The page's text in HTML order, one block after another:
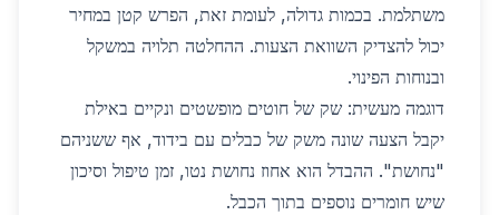
משתלמת. בכמות גדולה, לעומת זאת, הפרש קטן במחיר
יכול להצדיק השוואת הצעות. ההחלטה תלויה במשקל
ובנוחות הפינוי.
דוגמה מעשית: שק של חוטים מופשטים ונקיים באילת
יקבל הצעה שונה משק של כבלים עם בידוד, אף ששניהם
"נחושת". ההבדל הוא אחוז נחושת נטו, זמן טיפול וסיכון
שיש חומרים נוספים בתוך הכבל.